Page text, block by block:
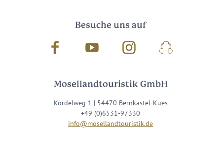
Besuche uns auf
Facebook Youtube InstagramPodcast
Mosellandtouristik GmbH
Kordelweg 1 | 54470 Bernkastel-Kues
+49 (0)6531-97330
info@mosellandtouristik.de